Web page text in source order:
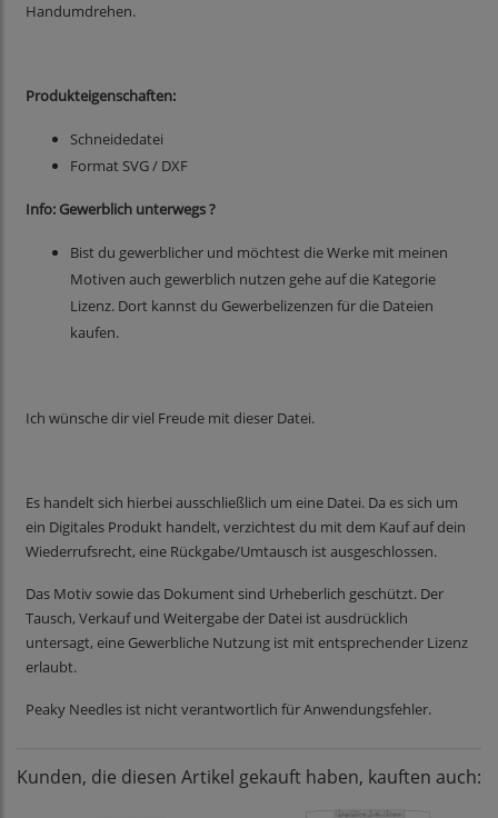
Handumdrehen.
Produkteigenschaften:
Schneidedatei
Format SVG / DXF
Info: Gewerblich unterwegs ?
Bist du gewerblicher und möchtest die Werke mit meinen
Motiven auch gewerblich nutzen gehe auf die Kategorie
Lizenz. Dort kannst du Gewerbelizenzen für die Dateien
kaufen.
Ich wünsche dir viel Freude mit dieser Datei.
Es handelt sich hierbei ausschließlich um eine Datei. Da es sich um
ein Digitales Produkt handelt, verzichtest du mit dem Kauf auf dein
Wiederrufsrecht, eine Rückgabe/Umtausch ist ausgeschlossen.
Das Motiv sowie das Dokument sind Urheberlich geschützt. Der
Tausch, Verkauf und Weitergabe der Datei ist ausdrücklich
untersagt, eine Gewerbliche Nutzung ist mit entsprechender Lizenz
erlaubt.
Peaky Needles ist nicht verantwortlich für Anwendungsfehler.
Kunden, die diesen Artikel gekauft haben, kauften auch: